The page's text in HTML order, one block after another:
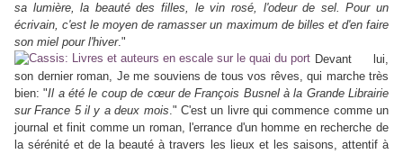
sa lumière, la beauté des filles, le vin rosé, l'odeur de sel. Pour un
écrivain, c'est le moyen de ramasser un maximum de billes et d'en faire
son miel pour l'hiver."
Devant lui,
son dernier roman, Je me souviens de tous vos rêves, qui marche très
bien: "Il a été le coup de cœur de François Busnel à la Grande Librairie
sur France 5 il y a deux mois." C'est un livre qui commence comme un
journal et finit comme un roman, l'errance d'un homme en recherche de
la sérénité et de la beauté à travers les lieux et les saisons, attentif à